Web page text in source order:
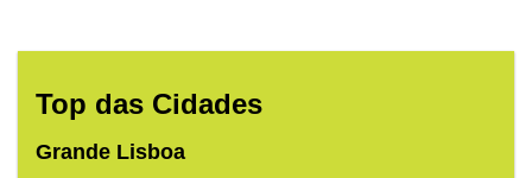
Top das Cidades
Grande Lisboa